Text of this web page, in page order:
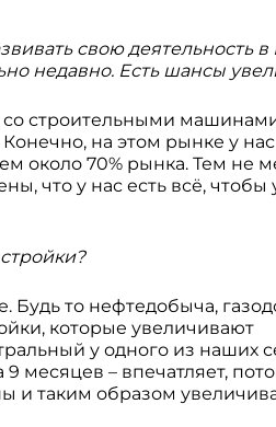
свою деятельность в
недавно. Есть шансы
со строительными
на этом рынке у
около 70% рынка. Тем не
что у нас есть всё, чтобы
то нефтедобыча,
которые увеличивают
у одного из наших
месяцев – впечатляет,
и таким образом